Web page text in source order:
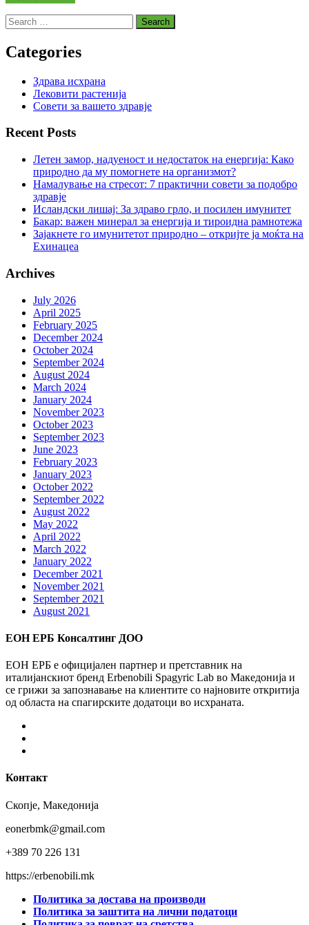
Search
for:
Categories
Здрава исхрана
Лековити растенија
Совети за вашето здравје
Recent Posts
Летен замор, надуеност и недостаток на енергија: Како
природно да му помогнете на организмот?
Намалување на стресот: 7 практични совети за подобро
здравје
Исландски лишај: За здраво грло, и посилен имунитет
Бакар: важен минерал за енергија и тироидна рамнотежа
Зајакнете го имунитетот природно – откријте ја моќта на
Ехинацеа
Archives
July 2026
April 2025
February 2025
December 2024
October 2024
September 2024
August 2024
March 2024
January 2024
November 2023
October 2023
September 2023
June 2023
February 2023
January 2023
October 2022
September 2022
August 2022
May 2022
April 2022
March 2022
January 2022
December 2021
November 2021
September 2021
August 2021
ЕОН ЕРБ Консалтинг ДОО
ЕОН ЕРБ е официјален партнер и претставник на
италијанскиот бренд Erbenobili Spagyric Lab во Македонија и
се грижи за запознавање на клиентите со најновите откритија
од областа на спагирските додатоци во исхраната.
Контакт
Скопје, Македонија
eonerbmk@gmail.com
+389 70 226 131
https://erbenobili.mk
Политика за достава на производи
Политика за заштита на лични податоци